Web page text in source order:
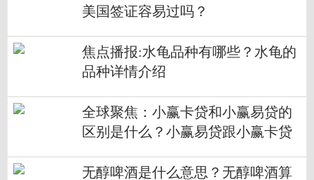
美国签证容易过吗？
焦点播报:水龟品种有哪些？水龟的
品种详情介绍
全球聚焦：小赢卡贷和小赢易贷的
区别是什么？小赢易贷跟小赢卡贷
无醇啤酒是什么意思？无醇啤酒算